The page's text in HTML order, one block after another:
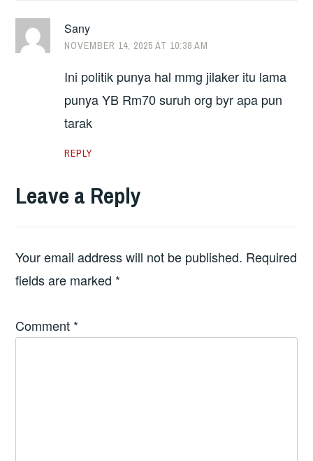
Sany
NOVEMBER 14, 2025 AT 10:38 AM
Ini politik punya hal mmg jilaker itu lama
punya YB Rm70 suruh org byr apa pun
tarak
REPLY
Leave a Reply
Your email address will not be published. Required
fields are marked *
Comment *